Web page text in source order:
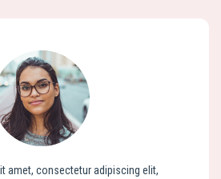
amet, consectetur adipiscing elit,